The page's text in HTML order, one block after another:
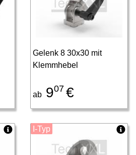
Gelenk 8 30x30 mit
Klemmhebel
ab 907 €
I-Typ